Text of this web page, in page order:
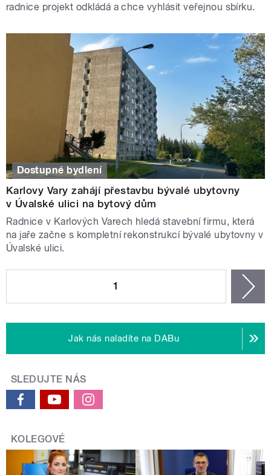
radnice projekt odkládá a chce vyhlásit veřejnou sbírku.
Dostupné bydlení
Karlovy Vary zahájí přestavbu bývalé ubytovny
v Úvalské ulici na bytový dům
Radnice v Karlových Varech hledá stavební firmu, která
na jaře začne s kompletní rekonstrukcí bývalé ubytovny v
Úvalské ulici.
1
Jak nás naladíte na DABu
SLEDUJTE NÁS
KOLEGOVÉ